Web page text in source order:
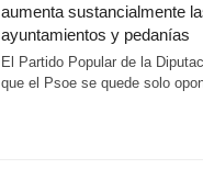
aumenta sustancialmente
ayuntamientos y pedanías
El Partido Popular de la
que el Psoe se quede solo